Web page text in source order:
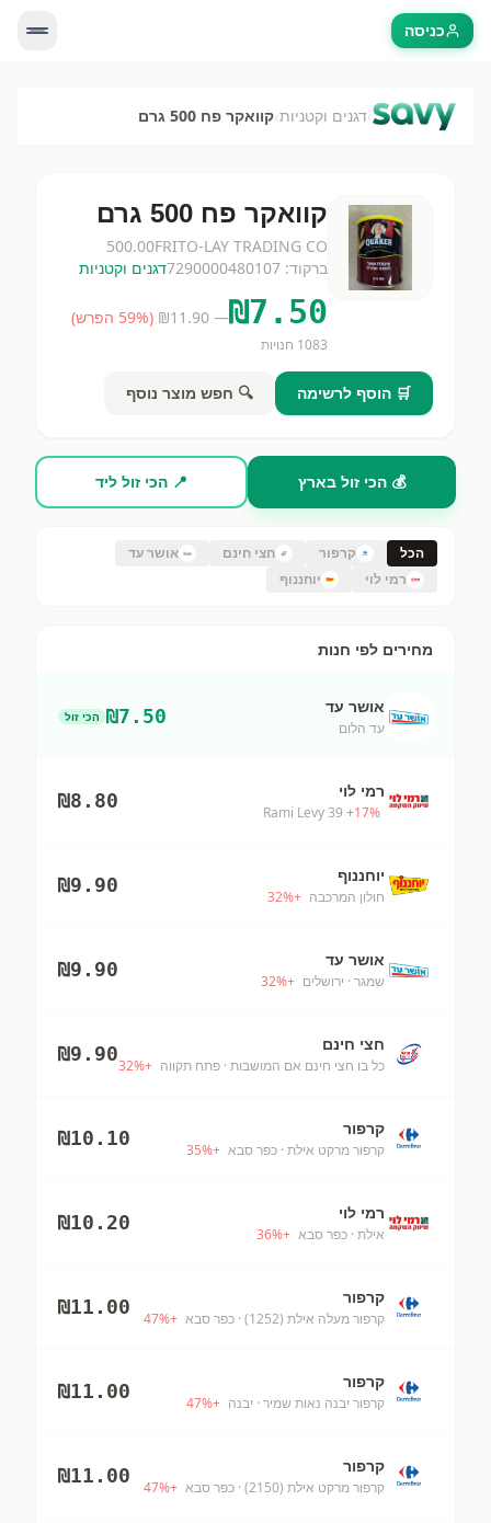
כניסה
›דגנים וקטניות›קוואקר פח 500 גרם
קוואקר פח 500 גרם
FRITO-LAY TRADING CO
500.00
ברקוד: 7290000480107דגנים וקטניות
₪7.50
— ₪
11.90
(
59% הפרש)
1083 חנויות
🛒 הוסף לרשימה 🔍 חפש מוצר נוסף
💰 הכי זול בארץ 📍 הכי זול ליד
הכל קרפור חצי חינם
אושר עד
רמי לוי
יוחננוף
מחירים לפי חנות
אושר עד
עד הלום
₪7.50 הכי זול
רמי לוי
Rami Levy 39 +17%
₪8.80
יוחננוף
חולון המרכבה +
32%
₪9.90
אושר עד
שמגר · ירושלים +
32%
₪9.90
חצי חינם
כל בו חצי חינם אם המושבות · פתח תקווה +
32%
₪9.90
קרפור
קרפור מרקט אילת · כפר סבא +
35%
₪10.10
רמי לוי
אילת · כפר סבא +
36%
₪10.20
קרפור
קרפור מעלה אילת (1252) · כפר סבא +
47%
₪11.00
קרפור
קרפור יבנה נאות שמיר · יבנה +
47%
₪11.00
קרפור
קרפור מרקט אילת (2150) · כפר סבא +
47%
₪11.00